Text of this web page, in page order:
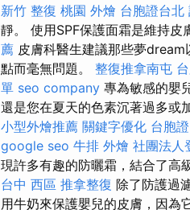
新竹 整復 桃園 外燴 台胞證台北
靜。 使用SPF保護面霜是維持皮
薦 皮膚科醫生建議那些夢
點而毫無問題。 整復推拿南屯
單 seo company 專為敏感的嬰
還是您在夏天的色素沉著過多或
小型外燴推薦 關鍵字優化 台胞
google seo 牛排 外燴 社團法人
現許多有趣的防曬霜，結合了高
台中 西區 推拿整復 除了防護過
用牛奶來保護嬰兒的皮膚，因為